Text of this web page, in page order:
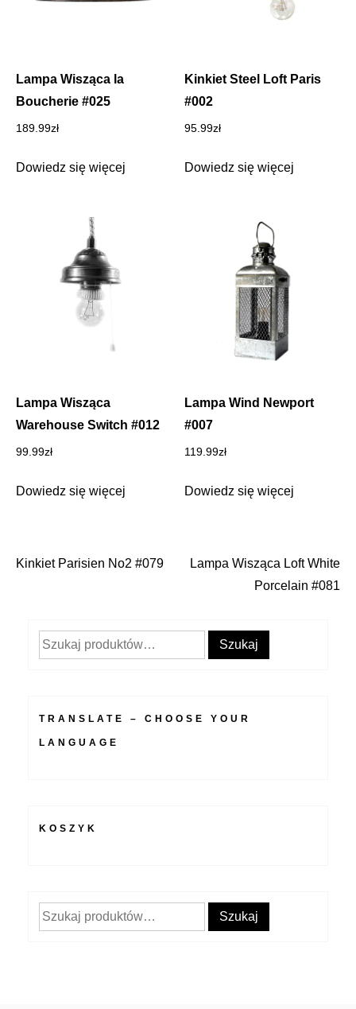
Lampa Wisząca la
Boucherie #025
189.99zł
Dowiedz się więcej
Kinkiet Steel Loft Paris
#002
95.99zł
Dowiedz się więcej
Lampa Wisząca
Warehouse Switch #012
99.99zł
Dowiedz się więcej
Lampa Wind Newport
#007
119.99zł
Dowiedz się więcej
Nawigacja
Kinkiet Parisien No2 #079
Lampa Wisząca Loft White
Porcelain #081
Szukaj: Szukaj
TRANSLATE – CHOOSE YOUR
LANGUAGE
KOSZYK
Szukaj: Szukaj